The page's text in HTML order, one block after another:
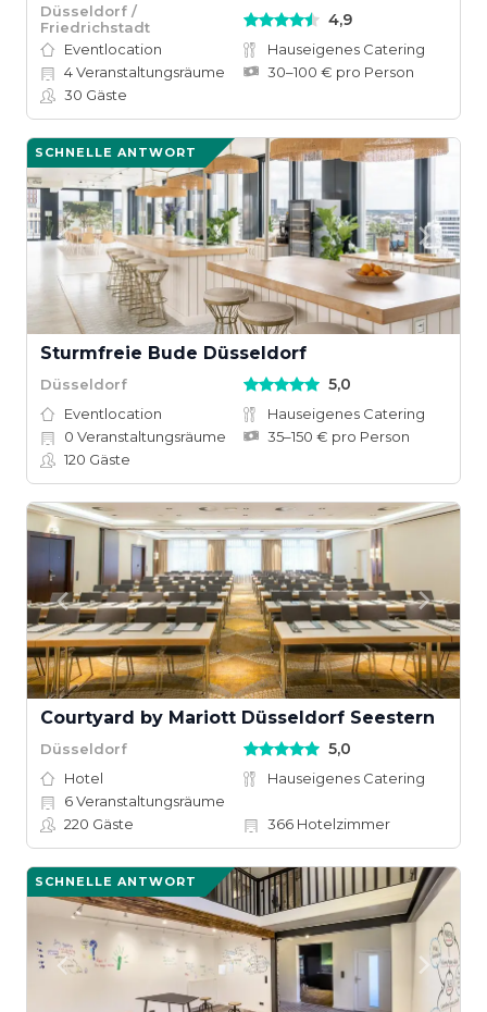
Düsseldorf /
Friedrichstadt
4,9
Eventlocation
Hauseigenes Catering
4Veranstaltungsräume
30–100 € pro Person
30 Gäste
SCHNELLE ANTWORT
Sturmfreie Bude Düsseldorf
Düsseldorf 5,0
Eventlocation
Hauseigenes Catering
0 Veranstaltungsräume
35–150 € pro Person
120 Gäste
Courtyard by Mariott Düsseldorf Seestern
Düsseldorf 5,0
Hotel
Hauseigenes Catering
6Veranstaltungsräume
220 Gäste 366 Hotelzimmer
SCHNELLE ANTWORT